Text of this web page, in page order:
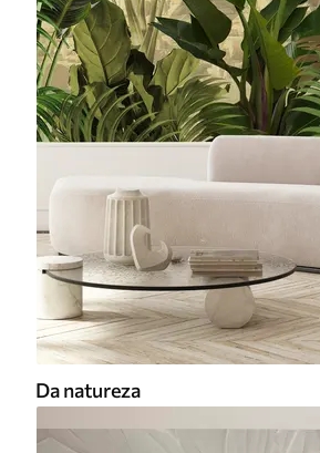
Da natureza